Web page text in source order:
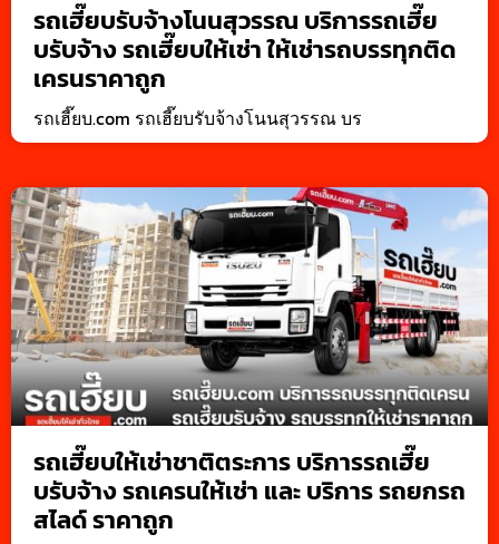
รถเฮี๊ยบรับจ้างโนนสุวรรณ บริการรถเฮี๊ย
บรับจ้าง รถเฮี๊ยบให้เช่า ให้เช่ารถบรรทุกติด
เครนราคาถูก
รถเฮี๊ยบ.com รถเฮี๊ยบรับจ้างโนนสุวรรณ บร
รถเฮี๊ยบให้เช่าชาติตระการ บริการรถเฮี๊ย
บรับจ้าง รถเครนให้เช่า และ บริการ รถยกรถ
สไลด์ ราคาถูก